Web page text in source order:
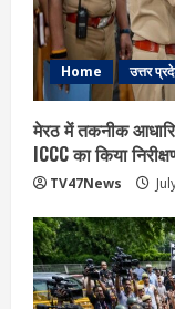
Home उत्तर
मेरठ में तकनीक
ICCC का किया
TV47News